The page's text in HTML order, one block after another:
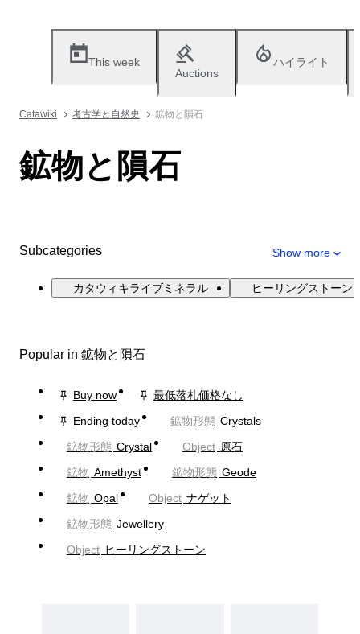
This week
Auctions
ハイライト
Catawiki 考古学と自然史 鉱物と隕石
鉱物と隕石
Subcategories Show more
カタウィキライブミネラル ヒーリングストーン
Popular in 鉱物と隕石
Buy now
最低落札価格なし
Ending today
鉱物形態 Crystals
鉱物形態 Crystal Object 原石
鉱物 Amethyst 鉱物形態 Geode
鉱物 Opal Object ナゲット
鉱物形態 Jewellery
Object ヒーリングストーン